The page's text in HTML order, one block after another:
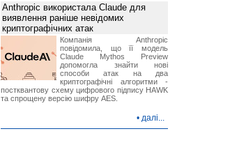
Anthropic використала Claude для
виявлення раніше невідомих
криптографічних атак
Компанія Anthropic
повідомила, що її модель
Claude Mythos Preview
допомогла знайти нові
способи атак на два
криптографічні алгоритми -
постквантову схему цифрового підпису HAWK
та спрощену версію шифру AES.
• далі...